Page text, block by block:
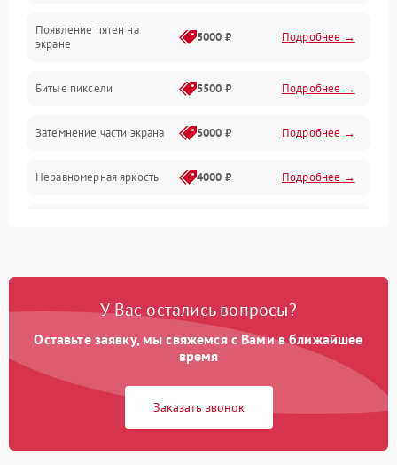
Сигнал и приём каналов
Механические повреждения
Программное обеспечение
Сеть и подключения
Аудио
Сетевая
Появление пятен на
экране
5000 ₽ Подробнее →
Битые пиксели 5500 ₽ Подробнее →
Затемнение части экрана 5000 ₽ Подробнее →
Неравномерная яркость 4000 ₽ Подробнее →
У Вас остались вопросы?
Оставьте заявку, мы свяжемся с Вами в ближайшее
время
Заказать звонок